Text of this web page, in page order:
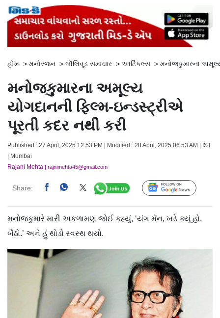
હોમ > મનોરંજન > બૉલિવૂડ સમાચાર > આર્ટિકલ્સ > મનોજકુમારના
મનોજકુમારના અમૂલ્ય
યોગદાનની ફિલ્મ-ઇન્ડસ્ટ્રીએ
પૂરતી કદર નથી કરી
Published : 27 April, 2025 12:53 PM | Modified : 28 April, 2025 06:53 AM | IST
| Mumbai
Rajani Mehta | rajnimehta45@gmail.com
Share: Follow Us
મનોજકુમારે મારી અકળામણ જોઈ કહ્યું, ‘યંગ મૅન, ખડે ક્યૂં હો,
બૈઠો.’ અને હું થોડો સ્વસ્થ થયો.